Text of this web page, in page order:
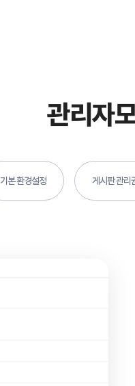
관리자
기본 환경설정 게시판 관리